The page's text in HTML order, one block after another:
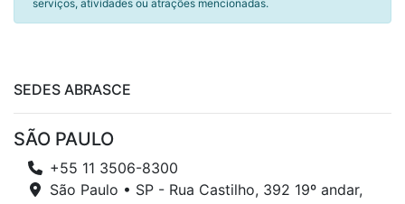
serviços, atividades ou atrações mencionadas.
SEDES ABRASCE
SÃO PAULO
+55 11 3506-8300
São Paulo • SP - Rua Castilho, 392 19º andar,